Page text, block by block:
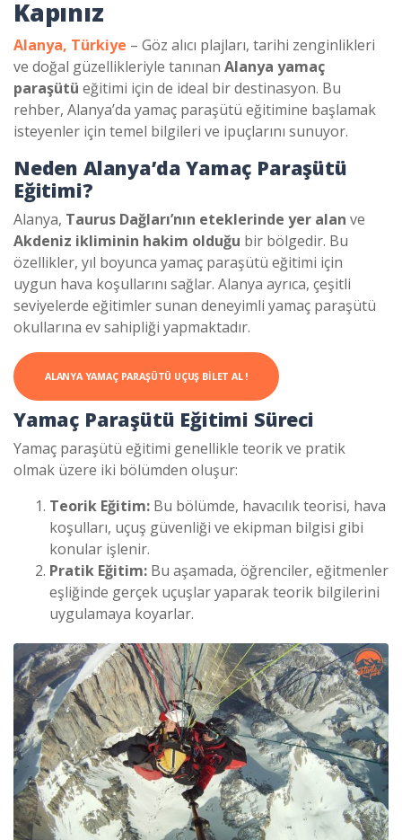
Kapınız
Alanya, Türkiye – Göz alıcı plajları, tarihi zenginlikleri
ve doğal güzellikleriyle tanınan Alanya yamaç
paraşütü eğitimi için de ideal bir destinasyon. Bu
rehber, Alanya’da yamaç paraşütü eğitimine başlamak
isteyenler için temel bilgileri ve ipuçlarını sunuyor.
Neden Alanya’da Yamaç Paraşütü
Eğitimi?
Alanya, Taurus Dağları’nın eteklerinde yer alan ve
Akdeniz ikliminin hakim olduğu bir bölgedir. Bu
özellikler, yıl boyunca yamaç paraşütü eğitimi için
uygun hava koşullarını sağlar. Alanya ayrıca, çeşitli
seviyelerde eğitimler sunan deneyimli yamaç paraşütü
okullarına ev sahipliği yapmaktadır.
ALANYA YAMAÇ PARAŞÜTÜ UÇUŞ BILET AL !
Yamaç Paraşütü Eğitimi Süreci
Yamaç paraşütü eğitimi genellikle teorik ve pratik
olmak üzere iki bölümden oluşur:
Teorik Eğitim: Bu bölümde, havacılık teorisi, hava
koşulları, uçuş güvenliği ve ekipman bilgisi gibi
konular işlenir.
Pratik Eğitim: Bu aşamada, öğrenciler, eğitmenler
eşliğinde gerçek uçuşlar yaparak teorik bilgilerini
uygulamaya koyarlar.